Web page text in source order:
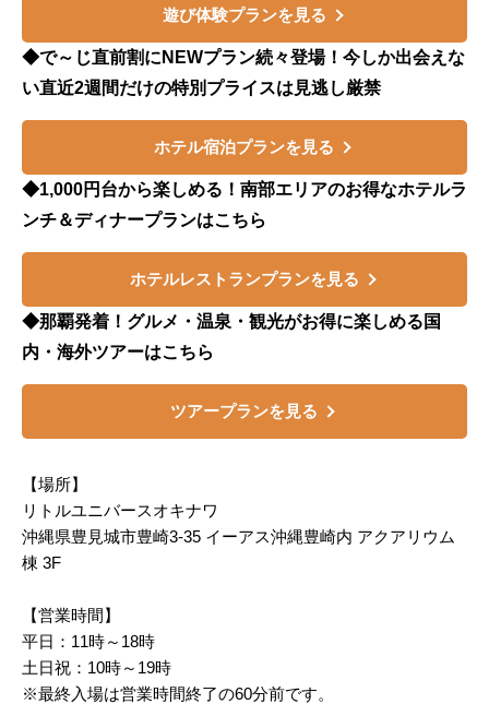
遊び体験プランを見る
◆で～じ直前割にNEWプラン続々登場！今しか出会えな
い直近2週間だけの特別プライスは見逃し厳禁
ホテル宿泊プランを見る
◆1,000円台から楽しめる！南部エリアのお得なホテルラ
ンチ＆ディナープランはこちら
ホテルレストランプランを見る
◆那覇発着！グルメ・温泉・観光がお得に楽しめる国
内・海外ツアーはこちら
ツアープランを見る
【場所】
リトルユニバースオキナワ
沖縄県豊見城市豊崎3-35 イーアス沖縄豊崎内 アクアリウム
棟 3F
【営業時間】
平日：11時～18時
土日祝：10時～19時
※最終入場は営業時間終了の60分前です。